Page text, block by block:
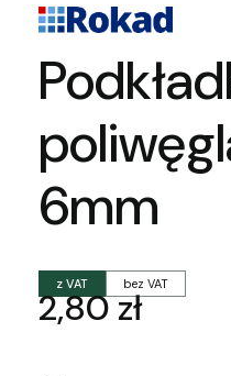
6mm
z VAT bez VAT
Cena
2,80 zł